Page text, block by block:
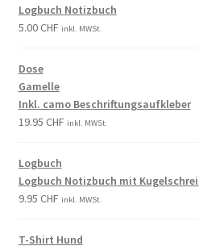
Logbuch Notizbuch
5.00CHF inkl. MWSt.
Dose
Gamelle
Inkl. camo Beschriftungsaufkleber
19.95 CHF inkl. MWSt.
Logbuch
Logbuch Notizbuch mit
9.95 CHF inkl. MWSt.
T-Shirt Hund